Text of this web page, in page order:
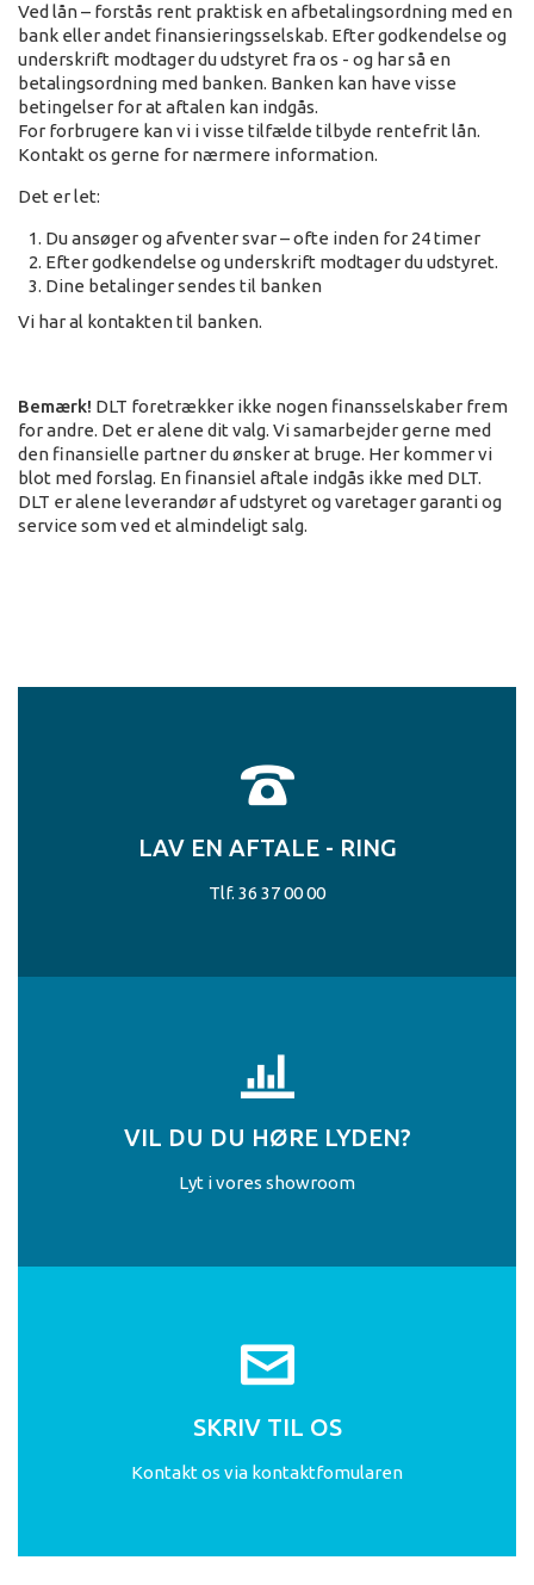
Ved lån – forstås rent praktisk en afbetalingsordning med en
bank eller andet finansieringsselskab. Efter godkendelse og
underskrift modtager du udstyret fra os - og har så en
betalingsordning med banken. Banken kan have visse
betingelser for at aftalen kan indgås.
For forbrugere kan vi i visse tilfælde tilbyde rentefrit lån.
Kontakt os gerne for nærmere information.
Det er let:
Du ansøger og afventer svar – ofte inden for 24 timer
Efter godkendelse og underskrift modtager du udstyret.
Dine betalinger sendes til banken
Vi har al kontakten til banken.
Bemærk! DLT foretrækker ikke nogen finansselskaber frem
for andre. Det er alene dit valg. Vi samarbejder gerne med
den finansielle partner du ønsker at bruge. Her kommer vi
blot med forslag. En finansiel aftale indgås ikke med DLT.
DLT er alene leverandør af udstyret og varetager garanti og
service som ved et almindeligt salg.
LAV EN AFTALE - RING
Tlf. 36 37 00 00
VIL DU DU HØRE LYDEN?
Lyt i vores showroom
SKRIV TIL OS
Kontakt os via kontaktfomularen